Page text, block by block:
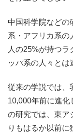
中国科学院などの
系・アフリカ系の
人の25%が持つ
ッパ系の人々とは
従来の学説では、
10,000年前に進化
の研究では、東ア
りもはるか以前に